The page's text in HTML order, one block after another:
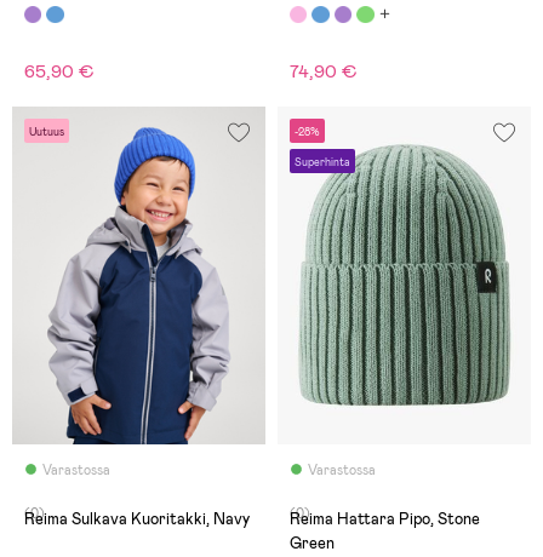
65,90 €
Soft Coral
74,90 €
Uutuus
Varastossa
(0)
Reima Sulkava Kuoritakki, Navy
-28%
Superhinta
Varastossa
(0)
Reima Hattara Pipo, Stone
Green